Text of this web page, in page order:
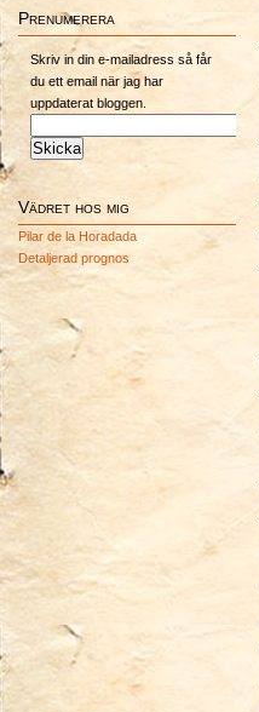
Prenumerera
Skriv in din e-mailadress så får
du ett email när jag har
uppdaterat bloggen.
Vädret hos mig
Pilar de la Horadada
Detaljerad prognos